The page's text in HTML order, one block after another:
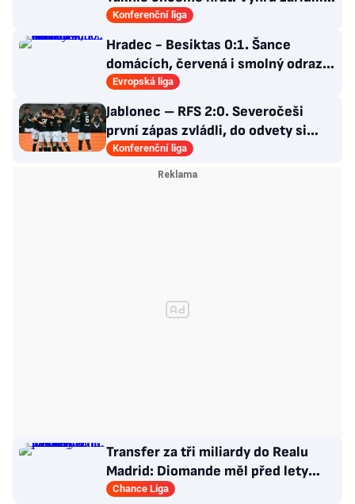
sváteční hlavičkáři
Konferenční liga
Hradec - Besiktas 0:1. Šance
domácích, červená i smolný odraz.
Votroci budou dotahovat
Evropská liga
Jablonec – RFS 2:0. Severočeši
první zápas zvládli, do odvety si
vezou nadějný náskok
Konferenční liga
Transfer za tři miliardy do Realu
Madrid: Diomande měl před lety
působit v Česku!
Chance Liga